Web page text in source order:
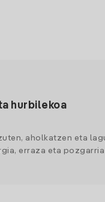
hurbilekoa
aholkatzen eta
erraza eta